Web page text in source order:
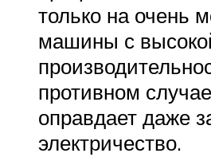
только на очень
машины с
противном
оправдает даже
электричество.